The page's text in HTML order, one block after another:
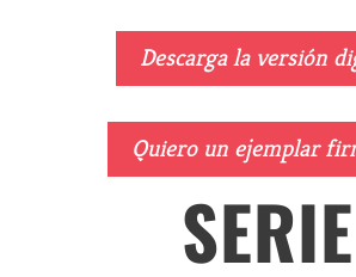
Descarga la versión
Quiero un ejemplar
SERIE